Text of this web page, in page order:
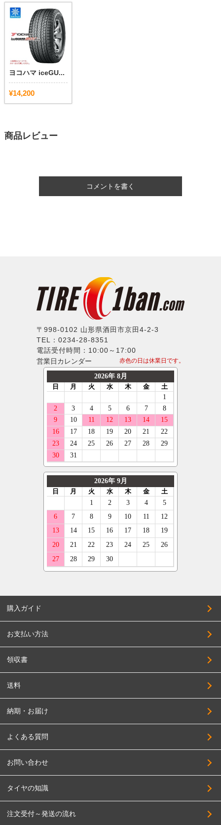
ヨコハマ iceGU...
¥14,200
商品レビュー
コメントを書く
〒998-0102 山形県酒田市京田4-2-3
TEL：0234-28-8351
電話受付時間：10:00～17:00
営業日カレンダー
赤色の日は休業日です。
購入ガイド
お支払い方法
領収書
送料
納期・お届け
よくある質問
お問い合わせ
タイヤの知識
注文受付～発送の流れ